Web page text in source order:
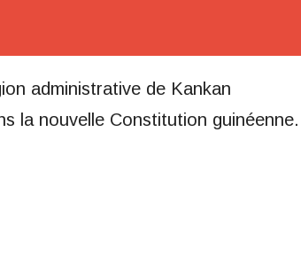
administrative de Kankan
la nouvelle Constitution guinéenne.